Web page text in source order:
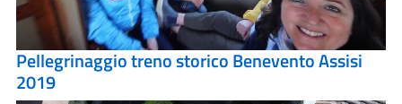
Pellegrinaggio treno storico Benevento Assisi
2019